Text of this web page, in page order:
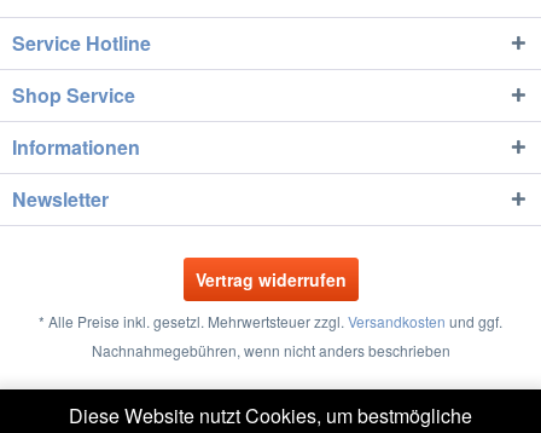
Service Hotline
Shop Service
Informationen
Newsletter
Vertrag widerrufen
* Alle Preise inkl. gesetzl. Mehrwertsteuer zzgl. Versandkosten und ggf.
Nachnahmegebühren, wenn nicht anders beschrieben
Diese Website nutzt Cookies, um bestmögliche